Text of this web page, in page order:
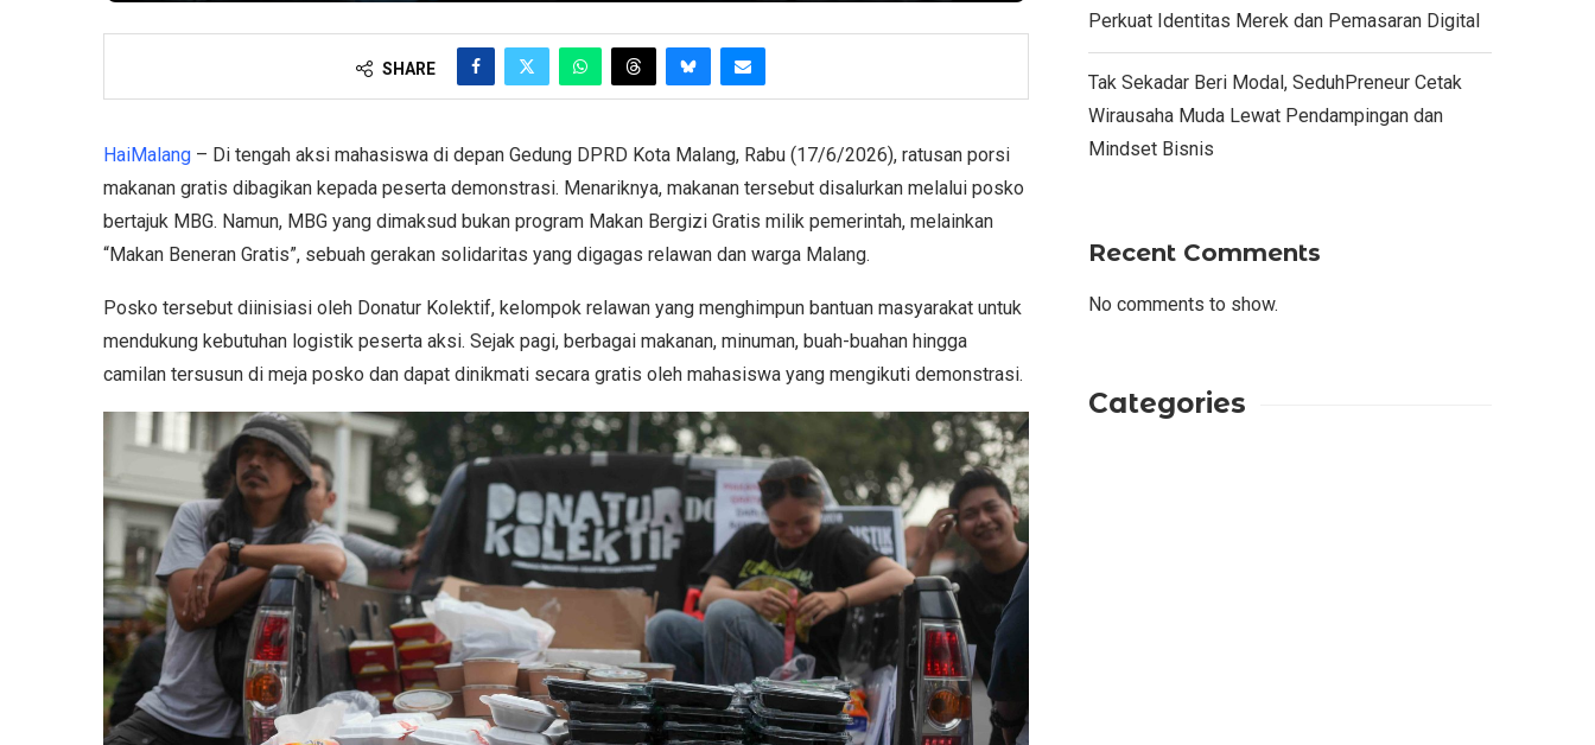
SHARE
HaiMalang – Di tengah aksi mahasiswa di depan Gedung DPRD Kota Malang, Rabu (17/6/2026), ratusan porsi
makanan gratis dibagikan kepada peserta demonstrasi. Menariknya, makanan tersebut disalurkan melalui posko
bertajuk MBG. Namun, MBG yang dimaksud bukan program Makan Bergizi Gratis milik pemerintah, melainkan
“Makan Beneran Gratis”, sebuah gerakan solidaritas yang digagas relawan dan warga Malang.
Posko tersebut diinisiasi oleh Donatur Kolektif, kelompok relawan yang menghimpun bantuan masyarakat untuk
mendukung kebutuhan logistik peserta aksi. Sejak pagi, berbagai makanan, minuman, buah-buahan hingga
camilan tersusun di meja posko dan dapat dinikmati secara gratis oleh mahasiswa yang mengikuti demonstrasi.
Perkuat Identitas Merek dan Pemasaran Digital
Tak Sekadar Beri Modal, SeduhPreneur Cetak
Wirausaha Muda Lewat Pendampingan dan
Mindset Bisnis
Recent Comments
No comments to show.
Categories